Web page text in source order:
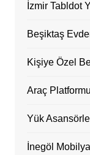
İzmir Tabldot
Beşiktaş
Kişiye Özel
Araç Platformu
Yük
İnegöl